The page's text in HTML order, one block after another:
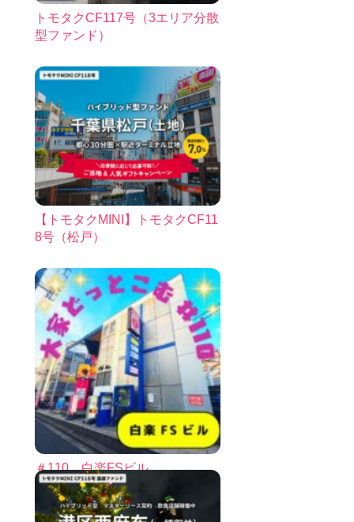
トモタクCF117号（3エリア分散
型ファンド）
【トモタクMINI】トモタクCF11
8号（松戸）
＃110 白楽FSビル